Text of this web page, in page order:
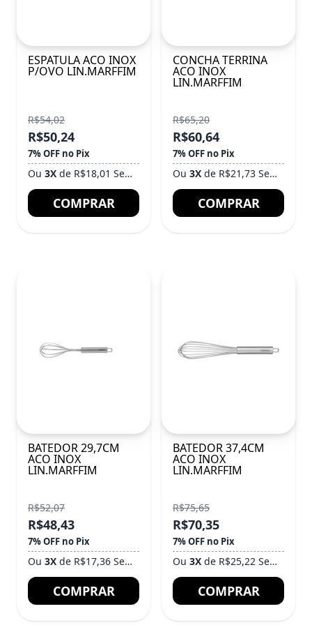
ESPATULA ACO INOX
P/OVO LIN.MARFFIM
R$54,02
R$50,24
7% OFF no Pix
Ou 3X de R$18,01 Sem Juros
COMPRAR
CONCHA TERRINA
ACO INOX
LIN.MARFFIM
R$65,20
R$60,64
7% OFF no Pix
Ou 3X de R$21,73 Sem Juros
COMPRAR
BATEDOR 29,7CM
ACO INOX
LIN.MARFFIM
R$52,07
R$48,43
7% OFF no Pix
Ou 3X de R$17,36 Sem Juros
COMPRAR
BATEDOR 37,4CM
ACO INOX
LIN.MARFFIM
R$75,65
R$70,35
7% OFF no Pix
Ou 3X de R$25,22 Sem Juros
COMPRAR